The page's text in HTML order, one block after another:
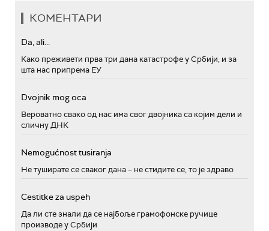
КОМЕНТАРИ
Da, ali...
Како преживети прва три дана катастрофе у Србији, и за
шта нас припрема ЕУ
Dvojnik mog oca
Вероватно свако од нас има свог двојника са којим дели и
сличну ДНК
Nemogućnost tusiranja
Не туширате се сваког дана – не стидите се, то је здраво
Cestitke za uspeh
Да ли сте знали да се најбоље грамофонске ручице
производе у Србији